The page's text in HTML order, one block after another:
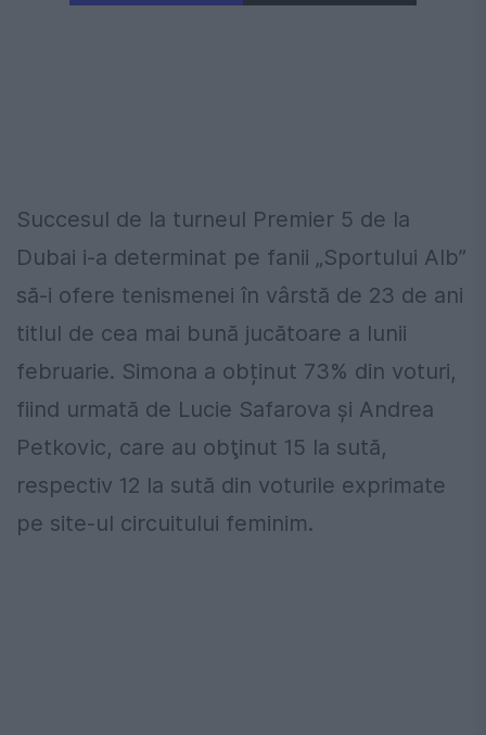
Succesul de la turneul Premier 5 de la
Dubai i-a determinat pe fanii „Sportului Alb”
să-i ofere tenismenei în vârstă de 23 de ani
titlul de cea mai bună jucătoare a lunii
februarie. Simona a obținut 73% din voturi,
fiind urmată de Lucie Safarova şi Andrea
Petkovic, care au obţinut 15 la sută,
respectiv 12 la sută din voturile exprimate
pe site-ul circuitului feminim.